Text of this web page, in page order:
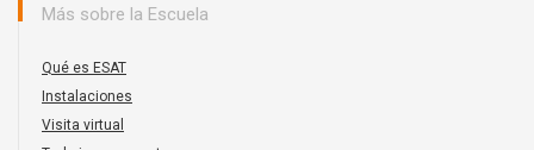
Más sobre la Escuela
Qué es ESAT
Instalaciones
Visita virtual